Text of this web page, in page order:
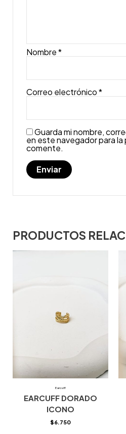
Nombre*
Correo electrónico*
Guarda mi nombre,
en este navegador para la
comente.
PRODUCTOS
Earcuff
EARCUFF DORADO
ICONO
$6.750